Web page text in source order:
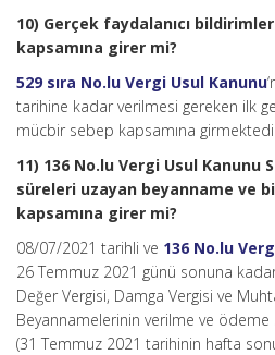
10) Gerçek faydalanıcı
kapsamına girer mi?
529 sıra No.lu Vergi Usul Kanunu
tarihine kadar verilmesi gereken ilk
mücbir sebep kapsamına
11) 136 No.lu Vergi Usul Kanunu
süreleri uzayan beyanname ve
kapsamına girer mi?
08/07/2021 tarihli ve 136 No.lu
26 Temmuz 2021 günü sonuna
Değer Vergisi, Damga Vergisi ve
Beyannamelerinin verilme ve ödeme
(31 Temmuz 2021 tarihinin hafta